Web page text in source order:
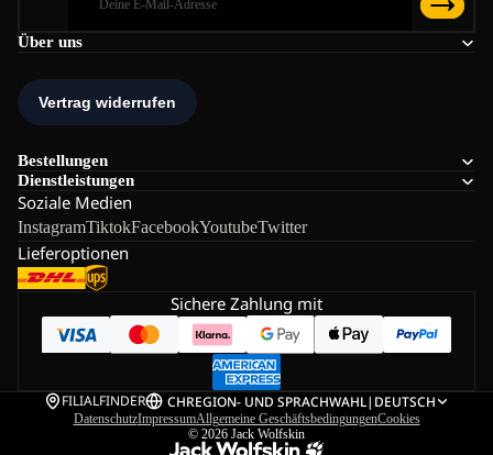
Über uns
Bestellungen
Dienstleistungen
Soziale Medien
InstagramTiktokFacebookYoutubeTwitter
Lieferoptionen
Sichere Zahlung mit
FILIALFINDER CHREGION- UND SPRACHWAHL| DEUTSCH
DatenschutzImpressumAllgemeine GeschäftsbedingungenCookies
© 2026 Jack Wolfskin